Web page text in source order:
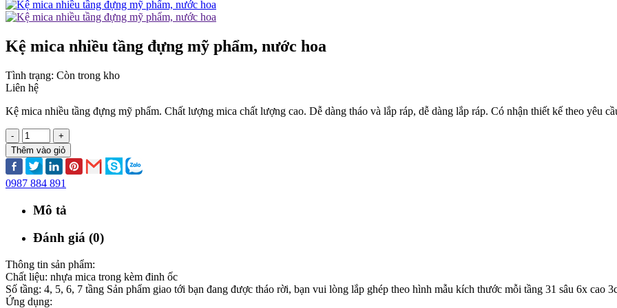
Kệ mica nhiều tầng đựng mỹ phẩm, nước hoa
Tình trạng: Còn trong kho
Liên hệ
Kệ mica nhiều tầng đựng mỹ phẩm. Chất lượng mica chất lượng cao. Dễ dàng tháo và lắp ráp, dễ dàng lắp ráp. Có nhận thiết kế theo yêu
-
+
Thêm vào giỏ
0987 884 891
Mô tả
Đánh giá (0)
Thông tin sản phẩm:
Chất liệu: nhựa mica trong kèm đinh ốc
Số tầng: 4, 5, 6, 7 tầng Sản phẩm giao tới bạn đang được tháo rời, bạn vui lòng lắp ghép theo hình mẫu kích thước mỗi tầng 31 sâu 6x cao
Ứng dụng: